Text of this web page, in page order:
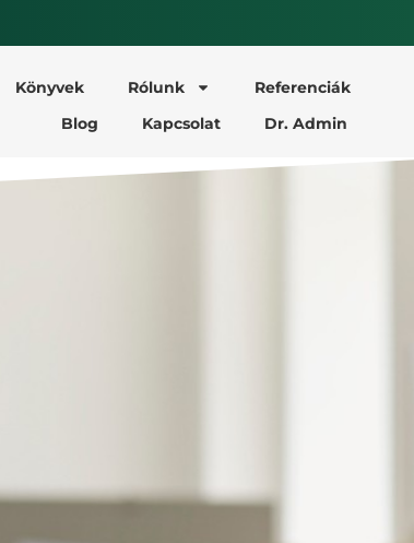
Könyvek Rólunk
Referenciák
Blog
Kapcsolat Dr. Admin